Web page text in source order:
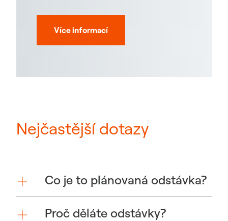
Více informací
Nejčastější dotazy
Co je to plánovaná odstávka?
Proč děláte odstávky?